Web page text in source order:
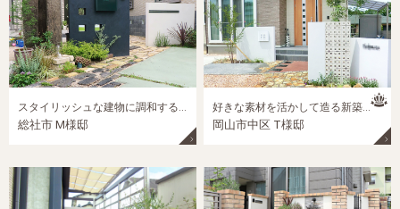
総社市 M様邸
好きな素材を活かして造る新築外構
岡山市中区 T様邸